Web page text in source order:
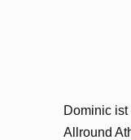
Dominic
Allround